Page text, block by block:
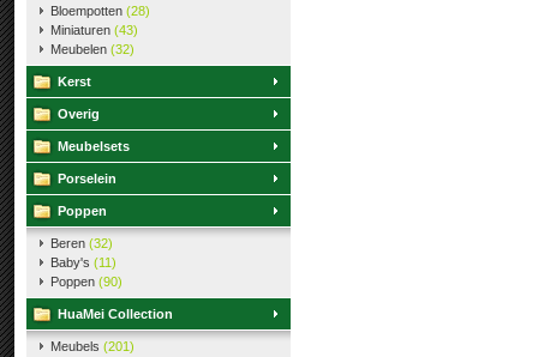
Bloempotten (28)
Miniaturen (43)
Meubelen (32)
Kerst
Overig
Meubelsets
Porselein
Poppen
Beren (32)
Baby's (11)
Poppen (90)
HuaMei Collection
Meubels (201)